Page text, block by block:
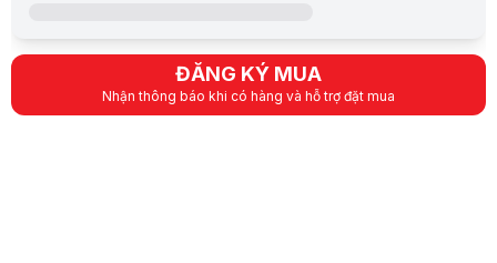
ĐĂNG KÝ MUA
Nhận thông báo khi có hàng và hỗ trợ đặt mua